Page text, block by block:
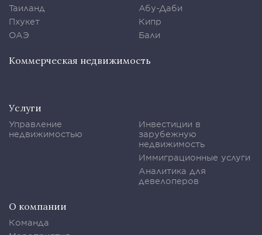
Таиланд
Пхукет
ОАЭ
Абу-Даби
Кипр
Бали
Коммерческая недвижимость
Услуги
Управление
недвижимостью
Инвестиции в
зарубежную
недвижимость
Иммиграционные услуги
Аналитика для
девелоперов
О компании
Команда